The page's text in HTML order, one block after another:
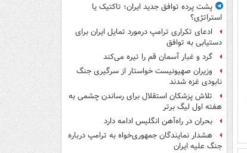
پشت پرده توافق جدید ایران؛ تاکتیک یا
استراتژی؟
ادعای تکراری ترامپ درمورد تمایل ایران برای
دستیابی به توافق
گرد و غبار آسمان قم را تیره می‌کند
وزیران صهیونیست خواستار از سرگیری جنگ
نابودی غزه شدند
تلاش پزشکان استقلال برای رساندن چشمی به
هفته اول لیگ برتر
بحران در راه‌آهن انگلیس ادامه دارد
هشدار نمایندگان جمهوری‌خواه به ترامپ درباره
جنگ علیه ایران